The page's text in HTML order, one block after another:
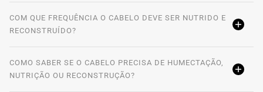
COM QUE FREQUÊNCIA O CABELO DEVE SER NUTRIDO E
RECONSTRUÍDO?
COMO SABER SE O CABELO PRECISA DE HUMECTAÇÃO,
NUTRIÇÃO OU RECONSTRUÇÃO?